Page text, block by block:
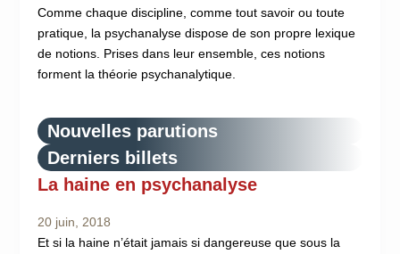
Comme chaque discipline, comme tout savoir ou toute
pratique, la psychanalyse dispose de son propre lexique
de notions. Prises dans leur ensemble, ces notions
forment la théorie psychanalytique.
Nouvelles parutions
Derniers billets
La haine en psychanalyse
20 juin, 2018
Et si la haine n’était jamais si dangereuse que sous la